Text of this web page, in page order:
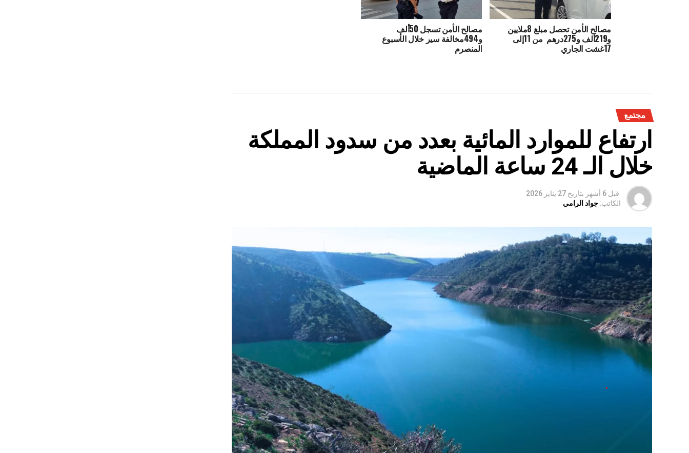
مصالح الأمن تحصل مبلغ 8ملايين
و219ألف و275درهم من 11إلى
17غشت الجاري
مصالح الأمن تسجل 50ألف
و494مخالفة سير خلال الأسبوع
المنصرم
مجتمع
ارتفاع للموارد المائية بعدد من سدود المملكة
خلال الـ 24 ساعة الماضية
قبل 6 أشهر بتاريخ 27 يناير 2026
الكاتب: جواد الرامي